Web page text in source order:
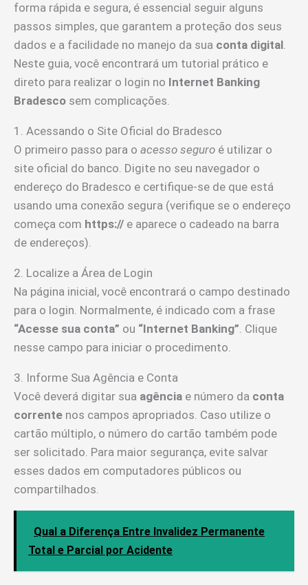
forma rápida e segura, é essencial seguir alguns
passos simples, que garantem a proteção dos seus
dados e a facilidade no manejo da sua conta digital.
Neste guia, você encontrará um tutorial prático e
direto para realizar o login no Internet Banking
Bradesco sem complicações.
1. Acessando o Site Oficial do Bradesco
O primeiro passo para o acesso seguro é utilizar o
site oficial do banco. Digite no seu navegador o
endereço do Bradesco e certifique-se de que está
usando uma conexão segura (verifique se o endereço
começa com https:// e aparece o cadeado na barra
de endereços).
2. Localize a Área de Login
Na página inicial, você encontrará o campo destinado
para o login. Normalmente, é indicado com a frase
“Acesse sua conta” ou “Internet Banking”. Clique
nesse campo para iniciar o procedimento.
3. Informe Sua Agência e Conta
Você deverá digitar sua agência e número da conta
corrente nos campos apropriados. Caso utilize o
cartão múltiplo, o número do cartão também pode
ser solicitado. Para maior segurança, evite salvar
esses dados em computadores públicos ou
compartilhados.
Qual a Diferença Entre Invalidez Permanente
Total e Parcial por Acidente